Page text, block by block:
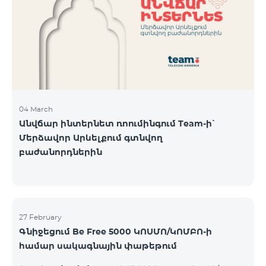
Կիրակի-08․03 Երևան Կենտրոն Իսակովի
պողոտա 3/7 09:00-18:00 09:00-18:00 10:00-19:00
Երևան Կենտրոն Խորենացու փողոց 26/26 09:00-
04 March
Անվճար ինտերնետ ռոումինգում Team-ի՝
Մերձավոր Արևելքում գտնվող
բաժանորդներին
27 February
Գնիջեցում Be Free 5000 ԿՈՍՄՈ/ԿՈՄԲՈ-ի
համար սակագնային փաթեթում